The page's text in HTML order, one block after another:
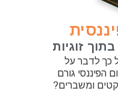
זוגיות
כך לדבר על
הפיננסי גורם
ומשברים?